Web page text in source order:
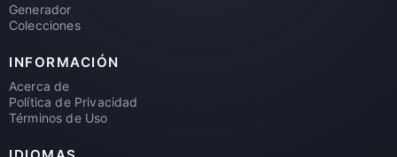
Generador
Colecciones
INFORMACIÓN
Acerca de
Política de Privacidad
Términos de Uso